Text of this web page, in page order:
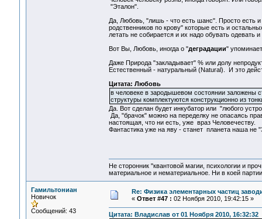
"Эталон".
Да, Любовь, "лишь - что есть шанс". Просто есть
родственников по крову" которые есть и
летать не собирается и их надо обувать одевать
Вот Вы, Любовь, иногда о "деградации"
Даже Природа "закладывает" % или долу
Естественный - натуральный (Natural). И это
Цитата: Любовь
в человеке в зародышевом состоянии заложены
структуры комплектуются конструкционно из
Да. Вот сделан будет инкубатор или "любого
Да, "брачок" можно на переделку не опасаясь
настоящая, что ни есть, уже враз Человечеству.
Фантастика уже на яву - станет планета наша
Не сторонник "квантовой магии, психологии и
материальное и нематериальное. Ни в коей
Гамильтониан
Новичок
Сообщений: 43
Re: Физика элементарных частиц
« Ответ #47 : 02 Ноября 2010, 19:42:15 »
Цитата: Владислав от 01 Ноября 2010, 16:32:32